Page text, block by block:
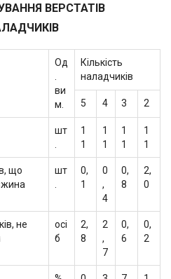
ВЕРСТАТІВ
Од
ви
м.
Кількість
наладчиків
5 4 3 2
шт
1
1
1
1
1
1
1
1
що
шт
0,
1
0
,
4
0,
8
2,
0
не
осі
б
2,
8
2
,
7
0,
6
0,
2